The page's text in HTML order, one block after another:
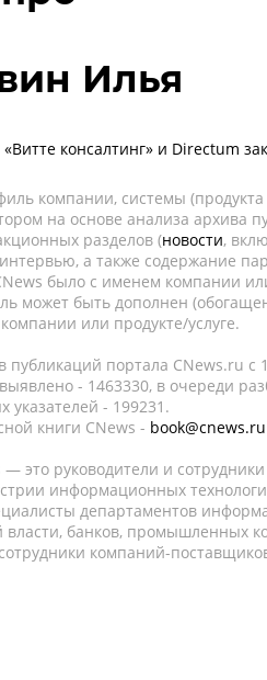
Илья
«Витте консалтинг» и Directum
компании, системы (продукта
на основе анализа архива
разделов (новости,
а также содержание
было с именем компании
может быть дополнен
или продукте/услуге.
публикаций портала CNews.ru c
- 1463330, в очереди
указателей - 199231.
книги CNews - book@cnews.ru
— это руководители и
информационных
департаментов
власти, банков, промышленных
компаний-